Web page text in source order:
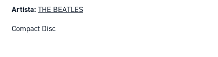
Artista:THE BEATLES
Compact Disc